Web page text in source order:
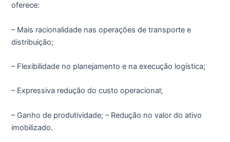
oferece:
– Mais racionalidade nas operações de transporte e
distribuição;
– Flexibilidade no planejamento e na execução logística;
– Expressiva redução do custo operacional;
– Ganho de produtividade; – Redução no valor do ativo
imobilizado.